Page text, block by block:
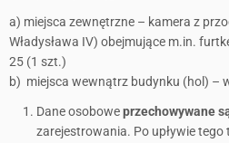
a) miejsca zewnętrzne – kamera z
Władysława IV) obejmujące m.in.
25 (1 szt.)
b) miejsca wewnątrz budynku (hol) –
Dane osoboweprzechowywane
zarejestrowania. Po upływie tego